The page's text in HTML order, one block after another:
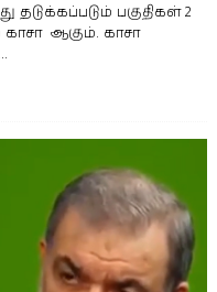
தடுக்கப்படும் பகுதிகள் 2
ஆகும். காசா